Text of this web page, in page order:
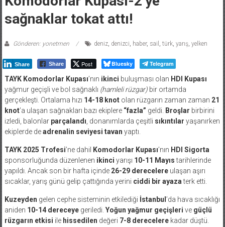
sağnaklar tokat attı!
Gönderen: yonetmen deniz, denizci haber, sail türk, yarış, yelken
Share Share Post Bluesky Telegram
TAYK Komodorlar Kupası’nın ikinci buluşması olan HDI Kupası
yağmur geçişli ve bol sağnaklı (hamleli rüzgar)bir ortamda
gerçekleşti. Ortalama hızı 14-18 knotolan rüzgarın zaman zaman 21
knot’a ulaşan sağnakları bazı ekiplere “fazla” geldi. Broşlar birbirini
izledi, balonlar parçalandı , donanımlarda çeşitli sıkıntılar yaşanırken
ekiplerde deadrenalin seviyesi tavan yaptı.
TAYK 2025 Trofesi’ne dahil Komodorlar Kupası’nın HDI Sigorta
sponsorluğunda düzenlenen ikinci yarışı 10-11 Mayıstarihlerinde
yapıldı. Ancak son bir hafta içinde 26-29 derecelereulaşan aşırı
sıcaklar, yarış günü gelip çattığında yerini ciddi bir ayazaterk etti.
Kuzeyden gelen cephe sisteminin etkilediği İstanbul ’da hava sıcaklığı
aniden 10-14 dereceyegeriledi. Yoğun yağmur geçişleri ve güçlü
rüzgarın etkisi ile hissedilen değeri 7-8 derecelerekadar düştü.